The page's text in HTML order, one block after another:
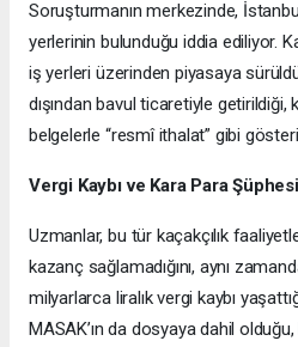
Soruşturmanın merkezinde, İstanbul
yerlerinin bulunduğu iddia ediliyor.
iş yerleri üzerinden piyasaya
dışından bavul ticaretiyle
belgelerle “resmî ithalat” gibi
Vergi Kaybı ve Kara Para Şüphesi
Uzmanlar, bu tür kaçakçılık
kazanç sağlamadığını, aynı
milyarlarca liralık vergi kaybı
MASAK’ın da dosyaya dahil